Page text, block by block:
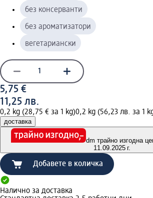
без консерванти
без ароматизатори
вегетариански
5,75 €
11,25 лв.
0,2 kg (28,75 € за 1 kg)0,2 kg (56,23 лв. за 1
доставка
dm трайно изгодна
11.09.2025 г.
Добавете в количка
Налично за доставка